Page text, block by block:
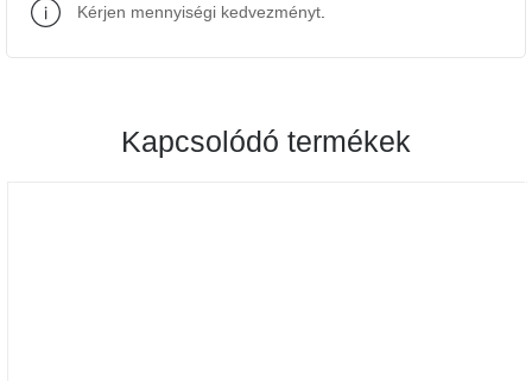
Szezonális
Kérjen mennyiségi kedvezményt
Kapcsolódó termékek